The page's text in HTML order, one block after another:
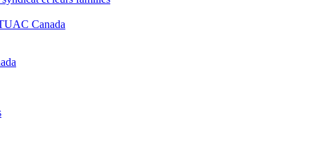
Canada